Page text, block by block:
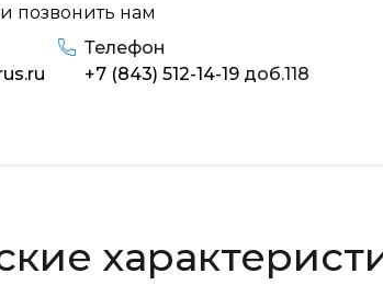
позвонить нам
Телефон
+7 (843) 512-14-19 доб.118